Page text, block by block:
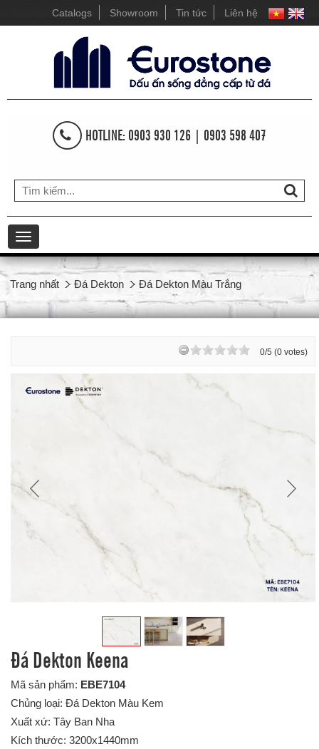
Catalogs Showroom Tin tức Liên hệ
HOTLINE: 0903 930 126 | 0903 598 407
Toggle
navigation
Trang nhất Đá Dekton Đá Dekton Màu Trắng
0/5 (0 votes)
Đá Dekton Keena
Mã sản phẩm: EBE7104
Chủng loại: Đá Dekton Màu Kem
Xuất xứ: Tây Ban Nha
Kích thước: 3200x1440mm